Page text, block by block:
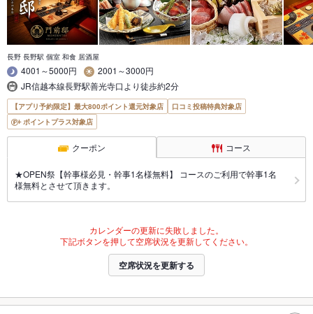
長野 長野駅 個室 和食 居酒屋
4001～5000円
2001～3000円
JR信越本線長野駅善光寺口より徒歩約2分
【アプリ予約限定】最大800ポイント還元対象店
口コミ投稿特典対象店
ポイントプラス対象店
クーポン コース
★OPEN祭【幹事様必見・幹事1名様無料】 コースのご利用で幹事1名
様無料とさせて頂きます。
カレンダーの更新に失敗しました。
下記ボタンを押して空席状況を更新してください。
空席状況を更新する